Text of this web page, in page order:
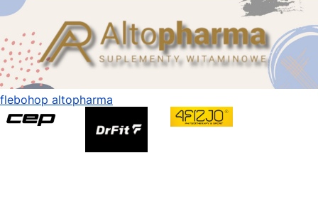
flebohop altopharma